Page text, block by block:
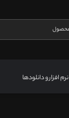
نرم افزار و دانلودها